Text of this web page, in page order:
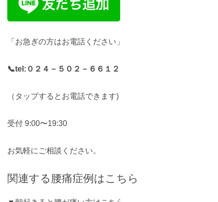
「お急ぎの方はお電話ください」
📞tel: ０２４－５０２－６６１２
（タップするとお電話できます)
受付 9:00〜19:30
お気軽にご相談ください。
関連する腰痛症例はこちら